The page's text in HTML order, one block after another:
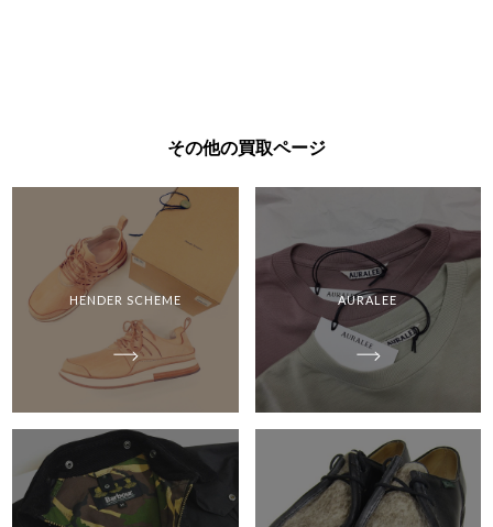
その他の買取ページ
HENDER SCHEME AURALEE